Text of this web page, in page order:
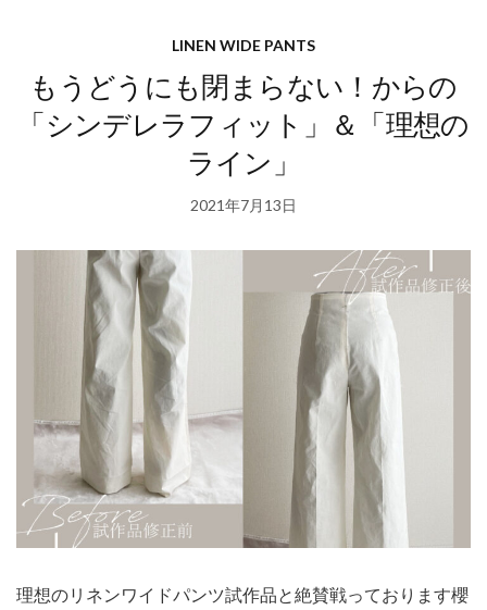
LINEN WIDE PANTS
もうどうにも閉まらない！からの
「シンデレラフィット」＆「理想の
ライン」
2021年7月13日
理想のリネンワイドパンツ試作品と絶賛戦っております櫻